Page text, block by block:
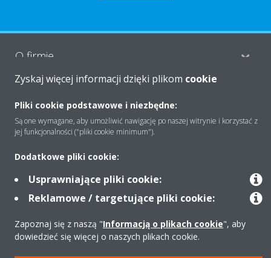
O firmie
Rozwiązania
Produkty
Copyright © Daikin
Zyskaj więcej informacji dzięki plikom cookie
Pliki cookie podstawowe i niezbędne:
Są one wymagane, aby umożliwić nawigację po naszej witrynie i korzystać z
jej funkcjonalności ("pliki cookie minimum").
Dodatkowe pliki cookie:
Usprawniające pliki cookie:
Reklamowe / targetujące pliki cookie:
Zapoznaj się z naszą "Informacją o plikach cookie", aby
dowiedzieć się więcej o naszych plikach cookie.